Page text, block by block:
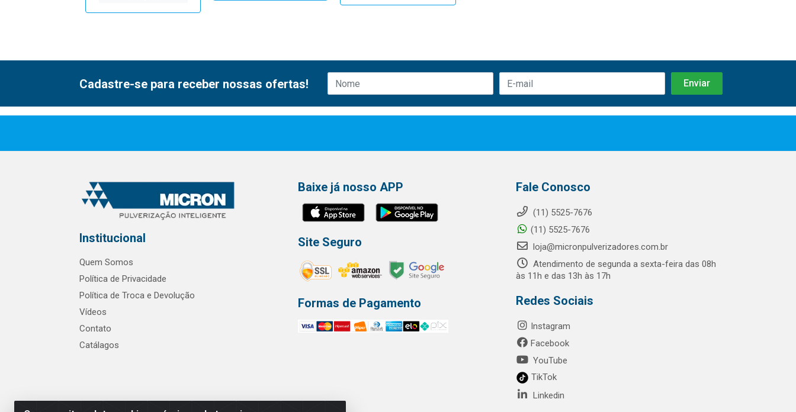
Cadastre-se para receber nossas ofertas!
Institucional
Quem Somos
Política de Privacidade
Política de Troca e Devolução
Vídeos
Contato
Catálagos
Baixe já nosso APP
Site Seguro
Formas de Pagamento
Fale Conosco
(11) 5525-7676
(11) 5525-7676
loja@micronpulverizadores.com.br
Atendimento de segunda a sexta-feira das 08h
às 11h e das 13h às 17h
Redes Sociais
Instagram
Facebook
YouTube
TikTok
Linkedin